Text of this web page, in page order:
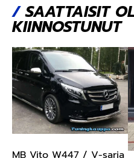
/SAATTAISIT
KIINNOSTUNUT
MB Vito W447 / V-sarja